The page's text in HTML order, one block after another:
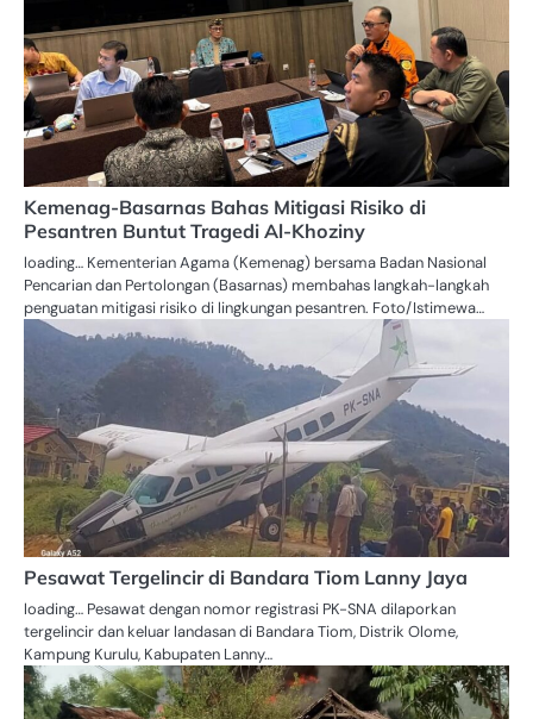
Kemenag-Basarnas Bahas Mitigasi Risiko di
Pesantren Buntut Tragedi Al-Khoziny
loading… Kementerian Agama (Kemenag) bersama Badan Nasional
Pencarian dan Pertolongan (Basarnas) membahas langkah-langkah
penguatan mitigasi risiko di lingkungan pesantren. Foto/Istimewa…
Pesawat Tergelincir di Bandara Tiom Lanny Jaya
loading… Pesawat dengan nomor registrasi PK-SNA dilaporkan
tergelincir dan keluar landasan di Bandara Tiom, Distrik Olome,
Kampung Kurulu, Kabupaten Lanny…